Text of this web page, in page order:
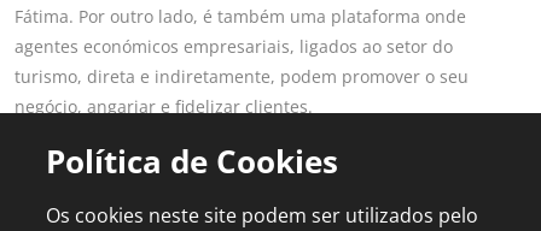
Fátima. Por outro lado, é também uma plataforma onde
agentes económicos empresariais, ligados ao setor do
turismo, direta e indiretamente, podem promover o seu
negócio, angariar e fidelizar clientes.
Saber mais
LINKS POPULARES PARA PROFISSIONAIS
Política de Cookies
Os cookies neste site podem ser utilizados pelo